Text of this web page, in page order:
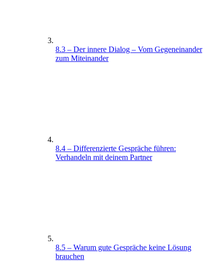
8.3 – Der innere Dialog – Vom Gegeneinander
zum Miteinander
8.4 – Differenzierte Gespräche führen:
Verhandeln mit deinem Partner
8.5 – Warum gute Gespräche keine Lösung
brauchen